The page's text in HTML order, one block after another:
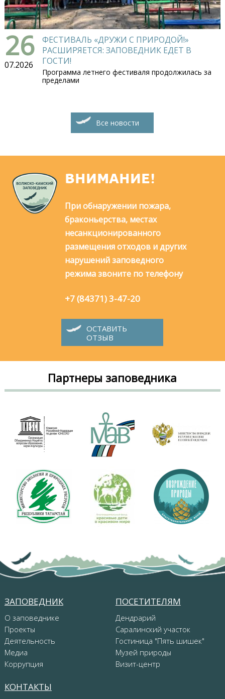
26
07.2026
ФЕСТИВАЛЬ «ДРУЖИ С ПРИРОДОЙ!»
РАСШИРЯЕТСЯ: ЗАПОВЕДНИК ЕДЕТ В
ГОСТИ!
Программа летнего фестиваля продолжилась за
пределами
Все новости
ВНИМАНИЕ!
При обнаружении пожара,
браконьерства, местах
несанкционированного
размещения отходов и других
нарушений заповедного
режима звоните по телефону
+7 (84371) 3-47-20
ОСТАВИТЬ
ОТЗЫВ
Партнеры заповедника
ЗАПОВЕДНИК
О заповеднике
Проекты
Деятельность
Медиа
Коррупция
ПОСЕТИТЕЛЯМ
Дендрарий
Саралинский участок
Гостиница "Пять шишек"
Музей природы
Визит-центр
КОНТАКТЫ